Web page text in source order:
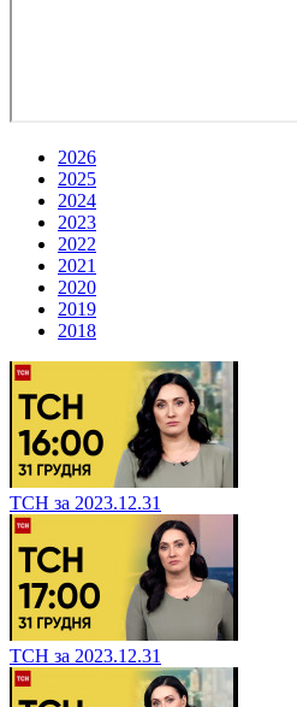
2026
2025
2024
2023
2022
2021
2020
2019
2018
ТСН за 2023.12.31
ТСН за 2023.12.31